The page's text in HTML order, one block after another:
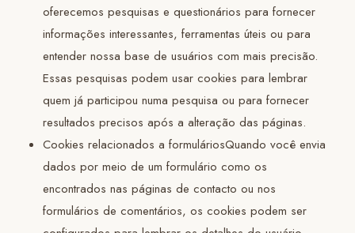
oferecemos pesquisas e questionários para fornecer
informações interessantes, ferramentas úteis ou para
entender nossa base de usuários com mais precisão.
Essas pesquisas podem usar cookies para lembrar
quem já participou numa pesquisa ou para fornecer
resultados precisos após a alteração das páginas.
Cookies relacionados a formuláriosQuando você envia
dados por meio de um formulário como os
encontrados nas páginas de contacto ou nos
formulários de comentários, os cookies podem ser